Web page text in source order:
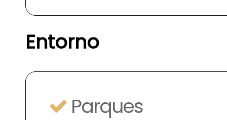
Entorno
Parques